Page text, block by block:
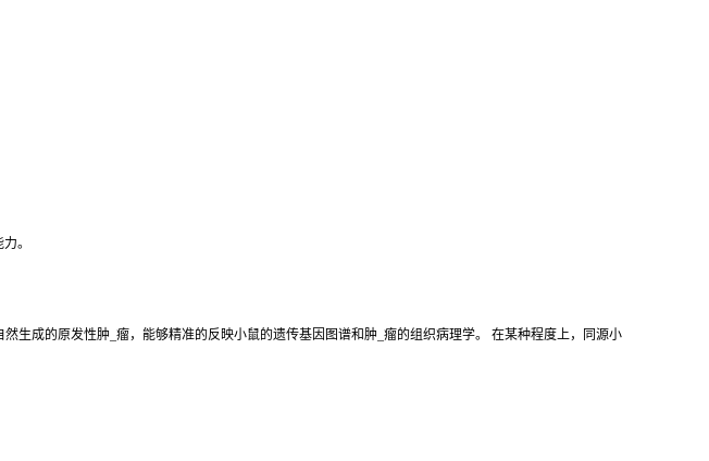
。
生成的原发性肿_瘤，能够精准的反映小鼠的遗传基因图谱和肿_瘤的组织病理学。 在某种程度上，同源小